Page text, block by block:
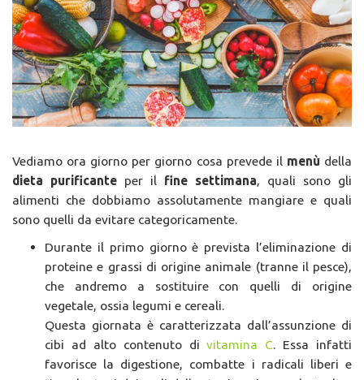
Vediamo ora giorno per giorno cosa prevede il menù della
dieta purificante per il fine settimana, quali sono gli
alimenti che dobbiamo assolutamente mangiare e quali
sono quelli da evitare categoricamente.
Durante il primo giorno è prevista l’eliminazione di
proteine e grassi di origine animale (tranne il pesce),
che andremo a sostituire con quelli di origine
vegetale, ossia legumi e cereali.
Questa giornata è caratterizzata dall’assunzione di
cibi ad alto contenuto divitamina C. Essa infatti
favorisce la digestione, combatte i radicali liberi e